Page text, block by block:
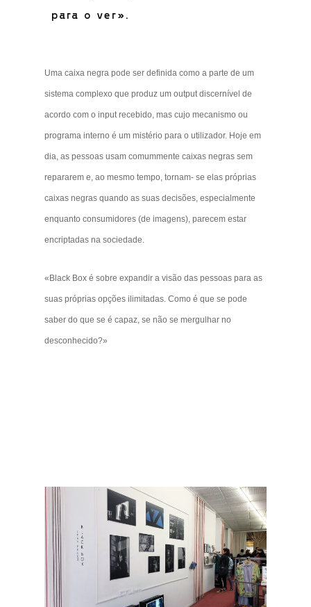
para o ver».
Uma caixa negra pode ser definida como a parte de um
sistema complexo que produz um output discernível de
acordo com o input recebido, mas cujo mecanismo ou
programa interno é um mistério para o utilizador. Hoje em
dia, as pessoas usam comummente caixas negras sem
repararem e, ao mesmo tempo, tornam- se elas próprias
caixas negras quando as suas decisões, especialmente
enquanto consumidores (de imagens), parecem estar
encriptadas na sociedade.
«Black Box é sobre expandir a visão das pessoas para as
suas próprias opções ilimitadas. Como é que se pode
saber do que se é capaz, se não se mergulhar no
desconhecido?»